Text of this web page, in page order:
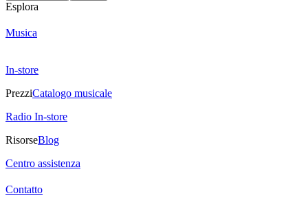
Esplora
Musica
In-store
PrezziCatalogo musicale
Radio In-store
RisorseBlog
Centro assistenza
Contatto